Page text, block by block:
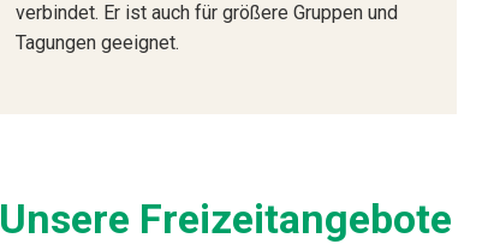
verbindet. Er ist auch für größere Gruppen und
Tagungen geeignet.
Unsere Freizeitangebote